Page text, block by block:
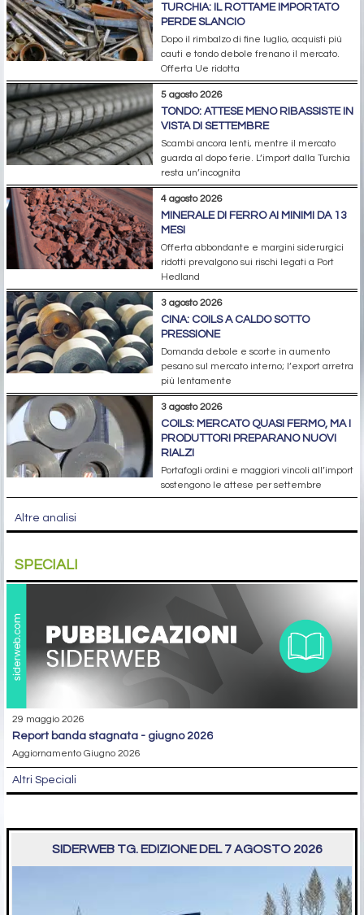
TURCHIA: IL ROTTAME IMPORTATO
PERDE SLANCIO
Dopo il rimbalzo di fine luglio, acquisti più
cauti e tondo debole frenano il mercato.
Offerta Ue ridotta
5 agosto 2026
TONDO: ATTESE MENO RIBASSISTE IN
VISTA DI SETTEMBRE
Scambi ancora lenti, mentre il mercato
guarda al dopo ferie. L’import dalla Turchia
resta un’incognita
4 agosto 2026
MINERALE DI FERRO AI MINIMI DA 13
MESI
Offerta abbondante e margini siderurgici
ridotti prevalgono sui rischi legati a Port
Hedland
3 agosto 2026
CINA: COILS A CALDO SOTTO
PRESSIONE
Domanda debole e scorte in aumento
pesano sul mercato interno; l’export arretra
più lentamente
3 agosto 2026
COILS: MERCATO QUASI FERMO, MA I
PRODUTTORI PREPARANO NUOVI
RIALZI
Portafogli ordini e maggiori vincoli all’import
sostengono le attese per settembre
Altre analisi
SPECIALI
29 maggio 2026
report banda stagnata - giugno 2026
Aggiornamento Giugno 2026
Altri Speciali
SIDERWEB TG. EDIZIONE DEL 7 AGOSTO 2026